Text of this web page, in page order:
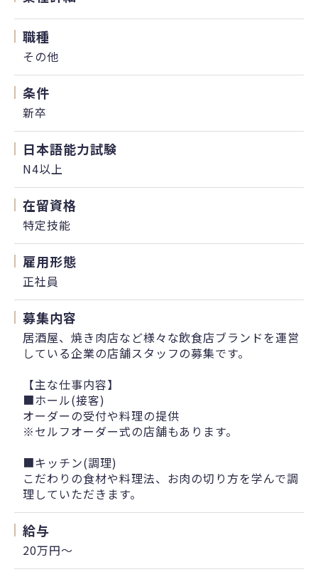
職種
その他
条件
新卒
日本語能力試験
N4以上
在留資格
特定技能
雇用形態
正社員
募集内容
居酒屋、焼き肉店など様々な飲食店ブランドを運営
している企業の店舗スタッフの募集です。
【主な仕事内容】
■ホール(接客)
オーダーの受付や料理の提供
※セルフオーダー式の店舗もあります。
■キッチン(調理)
こだわりの食材や料理法、お肉の切り方を学んで調
理していただきます。
給与
20万円〜